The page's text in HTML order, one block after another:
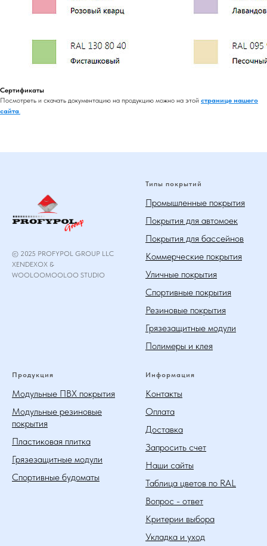
Сертификаты
Посмотреть и скачать документацию на продукцию можно на этой странице нашего
сайта.
© 2025 PROFYPOL GROUP LLC
XENDEXOX &
WOOLOOMOOLOO STUDIO
Типы покрытий
Промышленные покрытия
Покрытия для автомоек
Покрытия для бассейнов
Коммерческие покрытия
Уличные покрытия
Спортивные покрытия
Резиновые покрытия
Грязезащитные модули
Полимеры и клея
Продукция
Модульные ПВХ покрытия
Модульные резиновые
покрытия
Пластиковая плитка
Грязезащитные модули
Спортивные будоматы
Информация
Контакты
Оплата
Доставка
Запросить счет
Наши сайты
Таблица цветов по RAL
Вопрос - ответ
Критерии выбора
Укладка и уход